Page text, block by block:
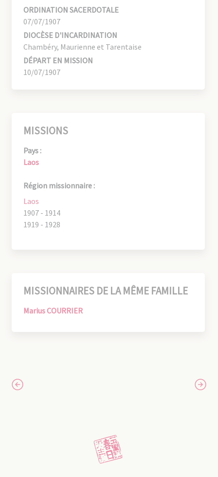
ORDINATION SACERDOTALE
07/07/1907
DIOCÈSE D'INCARDINATION
Chambéry, Maurienne et Tarentaise
DÉPART EN MISSION
10/07/1907
MISSIONS
Pays :
Laos
Région missionnaire :
Laos
1907 - 1914
1919 - 1928
MISSIONNAIRES DE LA MÊME FAMILLE
Marius COURRIER